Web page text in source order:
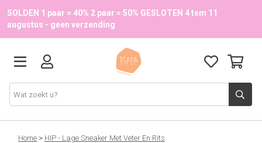
SOLDEN 1 paar = 40% 2 paar = 50% GESLOTEN 4 tem 11
augustus - geen verzending
Schoenen
Home > HIP - Lage Sneaker Met Veter En Rits